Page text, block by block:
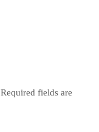
Required fields are